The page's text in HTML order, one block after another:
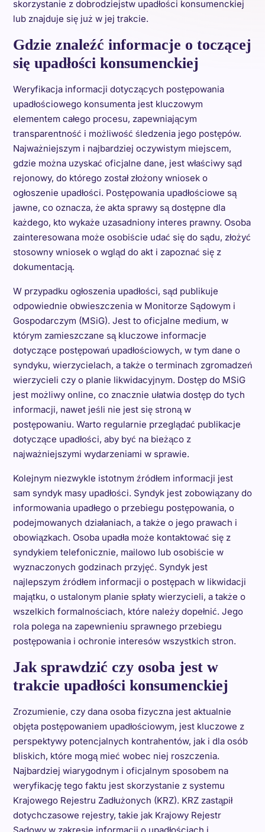
skorzystanie z dobrodziejstw upadłości konsumenckiej
lub znajduje się już w jej trakcie.
Gdzie znaleźć informacje o toczącej
się upadłości konsumenckiej
Weryfikacja informacji dotyczących postępowania
upadłościowego konsumenta jest kluczowym
elementem całego procesu, zapewniającym
transparentność i możliwość śledzenia jego postępów.
Najważniejszym i najbardziej oczywistym miejscem,
gdzie można uzyskać oficjalne dane, jest właściwy sąd
rejonowy, do którego został złożony wniosek o
ogłoszenie upadłości. Postępowania upadłościowe są
jawne, co oznacza, że akta sprawy są dostępne dla
każdego, kto wykaże uzasadniony interes prawny. Osoba
zainteresowana może osobiście udać się do sądu, złożyć
stosowny wniosek o wgląd do akt i zapoznać się z
dokumentacją.
W przypadku ogłoszenia upadłości, sąd publikuje
odpowiednie obwieszczenia w Monitorze Sądowym i
Gospodarczym (MSiG). Jest to oficjalne medium, w
którym zamieszczane są kluczowe informacje
dotyczące postępowań upadłościowych, w tym dane o
syndyku, wierzycielach, a także o terminach zgromadzeń
wierzycieli czy o planie likwidacyjnym. Dostęp do MSiG
jest możliwy online, co znacznie ułatwia dostęp do tych
informacji, nawet jeśli nie jest się stroną w
postępowaniu. Warto regularnie przeglądać publikacje
dotyczące upadłości, aby być na bieżąco z
najważniejszymi wydarzeniami w sprawie.
Kolejnym niezwykle istotnym źródłem informacji jest
sam syndyk masy upadłości. Syndyk jest zobowiązany do
informowania upadłego o przebiegu postępowania, o
podejmowanych działaniach, a także o jego prawach i
obowiązkach. Osoba upadła może kontaktować się z
syndykiem telefonicznie, mailowo lub osobiście w
wyznaczonych godzinach przyjęć. Syndyk jest
najlepszym źródłem informacji o postępach w likwidacji
majątku, o ustalonym planie spłaty wierzycieli, a także o
wszelkich formalnościach, które należy dopełnić. Jego
rola polega na zapewnieniu sprawnego przebiegu
postępowania i ochronie interesów wszystkich stron.
Jak sprawdzić czy osoba jest w
trakcie upadłości konsumenckiej
Zrozumienie, czy dana osoba fizyczna jest aktualnie
objęta postępowaniem upadłościowym, jest kluczowe z
perspektywy potencjalnych kontrahentów, jak i dla osób
bliskich, które mogą mieć wobec niej roszczenia.
Najbardziej wiarygodnym i oficjalnym sposobem na
weryfikację tego faktu jest skorzystanie z systemu
Krajowego Rejestru Zadłużonych (KRZ). KRZ zastąpił
dotychczasowe rejestry, takie jak Krajowy Rejestr